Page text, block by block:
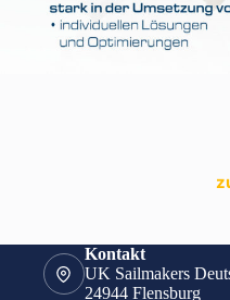
Kontakt
UK Sailmakers
24944 Flensburg